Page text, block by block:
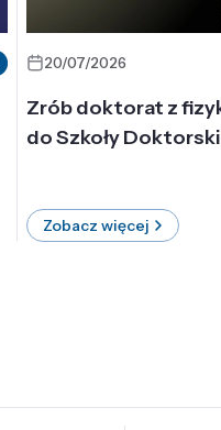
20/07/2026
Zrób doktorat z
do Szkoły
Zobacz więcej